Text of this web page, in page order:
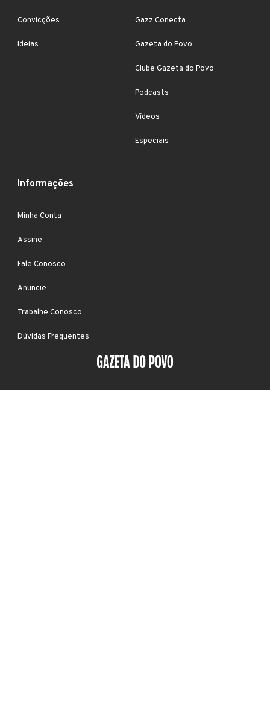
Convicções
Ideias
Gazz Conecta
Gazeta do Povo
Clube Gazeta do Povo
Podcasts
Vídeos
Especiais
Informações
Minha Conta
Assine
Fale Conosco
Anuncie
Trabalhe Conosco
Dúvidas Frequentes